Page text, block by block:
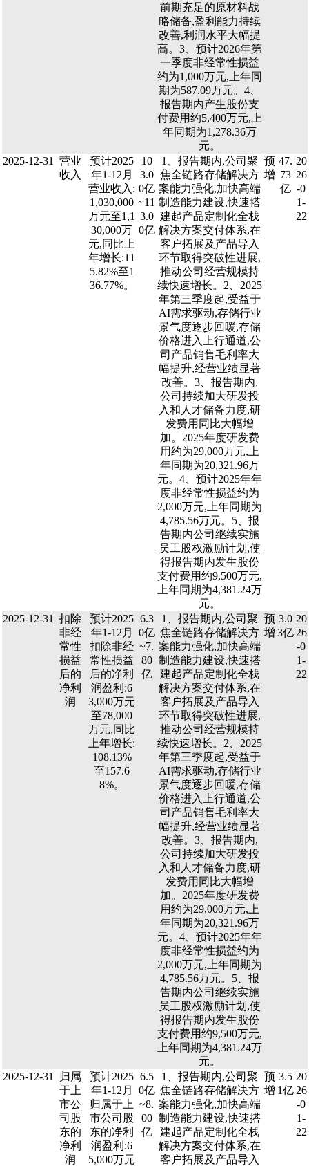
前期充足的原材料战
略储备,盈利能力持续
改善,利润水平大幅提
高。3、预计2026年第
一季度非经常性损益
约为1,000万元,上年同
期为587.09万元。4、
报告期内产生股份支
付费用约5,400万元,上
年同期为1,278.36万
元。
2025-12-31
营业
收入
预计2025
年1-12月
营业收入:
1,030,000
万元至1,1
30,000万
元,同比上
年增长:11
5.82%至1
36.77%。
10
3.0
0亿
~11
3.0
0亿
1、报告期内,公司聚
焦全链路存储解决方
案能力强化,加快高端
制造能力建设,快速搭
建起产品定制化全栈
解决方案交付体系,在
客户拓展及产品导入
环节取得突破性进展,
推动公司经营规模持
续快速增长。2、2025
年第三季度起,受益于
AI需求驱动,存储行业
景气度逐步回暖,存储
价格进入上行通道,公
司产品销售毛利率大
幅提升,经营业绩显著
改善。3、报告期内,
公司持续加大研发投
入和人才储备力度,研
发费用同比大幅增
加。2025年度研发费
用约为29,000万元,上
年同期为20,321.96万
元。4、预计2025年年
度非经常性损益约为
2,000万元,上年同期为
4,785.56万元。5、报
告期内公司继续实施
员工股权激励计划,使
得报告期内发生股份
支付费用约9,500万元,
上年同期为4,381.24万
元。
预
增
47.
73
亿
20
26
-0
1-
22
2025-12-31
扣除
非经
常性
损益
后的
净利
润
预计2025
年1-12月
扣除非经
常性损益
后的净利
润盈利:6
3,000万元
至78,000
万元,同比
上年增长:
108.13%
至157.6
8%。
6.3
0亿
~7.
80
亿
1、报告期内,公司聚
焦全链路存储解决方
案能力强化,加快高端
制造能力建设,快速搭
建起产品定制化全栈
解决方案交付体系,在
客户拓展及产品导入
环节取得突破性进展,
推动公司经营规模持
续快速增长。2、2025
年第三季度起,受益于
AI需求驱动,存储行业
景气度逐步回暖,存储
价格进入上行通道,公
司产品销售毛利率大
幅提升,经营业绩显著
改善。3、报告期内,
公司持续加大研发投
入和人才储备力度,研
发费用同比大幅增
加。2025年度研发费
用约为29,000万元,上
年同期为20,321.96万
元。4、预计2025年年
度非经常性损益约为
2,000万元,上年同期为
4,785.56万元。5、报
告期内公司继续实施
员工股权激励计划,使
得报告期内发生股份
支付费用约9,500万元,
上年同期为4,381.24万
元。
预
增
3.0
3亿
20
26
-0
1-
22
2025-12-31
归属
于上
市公
司股
东的
净利
润
预计2025
年1-12月
归属于上
市公司股
东的净利
润盈利:6
5,000万元
6.5
0亿
~8.
00
亿
1、报告期内,公司聚
焦全链路存储解决方
案能力强化,加快高端
制造能力建设,快速搭
建起产品定制化全栈
解决方案交付体系,在
客户拓展及产品导入
预
增
3.5
1亿
20
26
-0
1-
22